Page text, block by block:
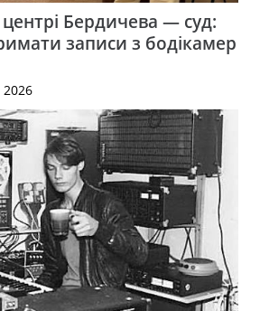
центрі Бердичева — суд:
записи з бодікамер
2026